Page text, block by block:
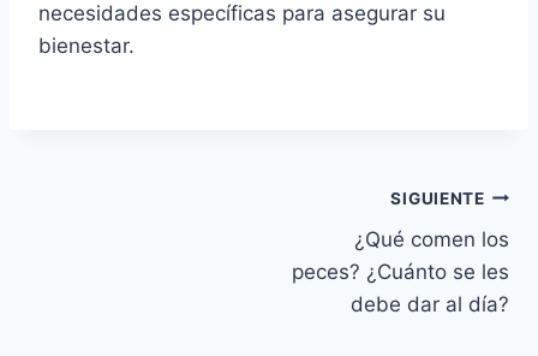
necesidades específicas para asegurar su
bienestar.
SIGUIENTE
¿Qué comen los
peces? ¿Cuánto se les
debe dar al día?